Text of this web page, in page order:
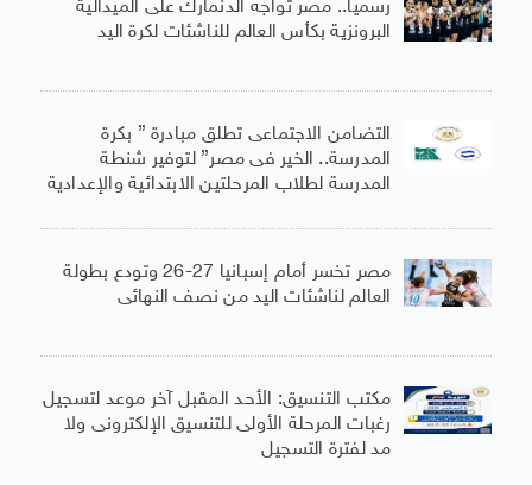
رسميا.. مصر تواجه الدنمارك على الميدالية
البرونزية بكأس العالم للناشئات لكرة اليد
التضامن الاجتماعى تطلق مبادرة ” بكرة
المدرسة.. الخير فى مصر” لتوفير شنطة
المدرسة لطلاب المرحلتين الابتدائية والإعدادية
مصر تخسر أمام إسبانيا 27-26 وتودع بطولة
العالم لناشئات اليد من نصف النهائى
مكتب التنسيق: الأحد المقبل آخر موعد لتسجيل
رغبات المرحلة الأولى للتنسيق الإلكترونى ولا
مد لفترة التسجيل